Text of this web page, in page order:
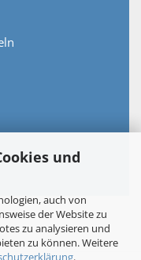
und
auch von
der Website zu
zu analysieren und
zu können. Weitere
.